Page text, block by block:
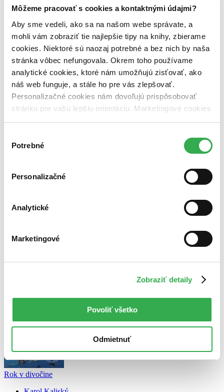
Môžeme pracovať s cookies a kontaktnými údajmi?
Aby sme vedeli, ako sa na našom webe správate, a
mohli vám zobraziť tie najlepšie tipy na knihy, zbierame
cookies. Niektoré sú naozaj potrebné a bez nich by naša
stránka vôbec nefungovala. Okrem toho používame
analytické cookies, ktoré nám umožňujú zisťovať, ako
náš web funguje, a stále ho pre vás zlepšovať.
Personalizačné cookies nám dovoľujú prispôsobovať
stránku pre vašu lepšiu orientáciu. Marketingové cookies
nám zas umožňujú zobrazenie relevantnej reklamy.
nám pomohlo, keby sme mohli používať všetky tieto
súhlasu
Potrebné
Personalizačné
Analytické
Marketingové
Zobraziť detaily
Povoliť všetko
Odmietnuť
príroda (3 tituly) príroda3
živočíchy (3 tituly)
Vydavateľstvo
Arolla Film (3 tituly) Arolla Film 3
Väzba
pevná väzba (2 tituly)pevná väzba2
pevná väzba s prebalom (1 titul) pevná väzba s prebalom
Zúžiť výber
Zoradiť
Top hodnotené
Najlacnejšie
Najvyššia zľava
Použité filtre
Rok v divočine